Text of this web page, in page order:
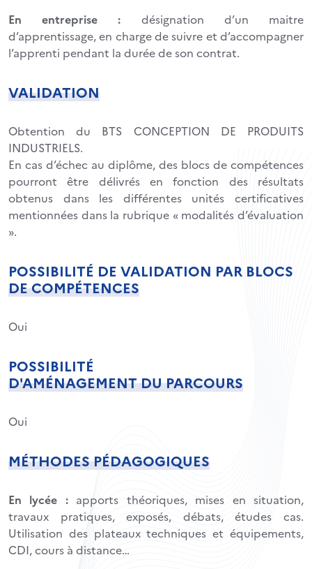
En entreprise : désignation d’un maitre
d’apprentissage, en charge de suivre et d’accompagner
l’apprenti pendant la durée de son contrat.
VALIDATION
Obtention du BTS CONCEPTION DE PRODUITS
INDUSTRIELS.
En cas d’échec au diplôme, des blocs de compétences
pourront être délivrés en fonction des résultats
obtenus dans les différentes unités certificatives
mentionnées dans la rubrique « modalités d’évaluation
».
POSSIBILITÉ DE VALIDATION PAR BLOCS
DE COMPÉTENCES
Oui
POSSIBILITÉ
D'AMÉNAGEMENT DU PARCOURS
Oui
MÉTHODES PÉDAGOGIQUES
En lycée :apports théoriques, mises en situation,
travaux pratiques, exposés, débats, études cas.
Utilisation des plateaux techniques et équipements,
CDI, cours à distance…